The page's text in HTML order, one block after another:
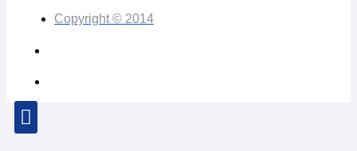
Copyright © 2014